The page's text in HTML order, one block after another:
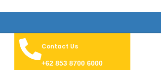
Contact Us
+62 853 8700 6000